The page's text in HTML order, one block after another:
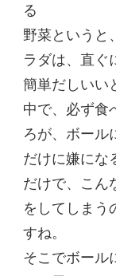
る
野菜というと
ラダは、直ぐ
簡単だしいい
中で、必ず食
ろが、ボール
だけに嫌にな
だけで、こん
をしてしまう
すね。
そこでボール